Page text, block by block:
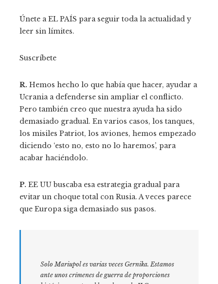
Únete a EL PAÍS para seguir toda la actualidad y
leer sin límites.
Suscríbete
R. Hemos hecho lo que había que hacer, ayudar a
Ucrania a defenderse sin ampliar el conflicto.
Pero también creo que nuestra ayuda ha sido
demasiado gradual. En varios casos, los tanques,
los misiles Patriot, los aviones, hemos empezado
diciendo ‘esto no, esto no lo haremos’, para
acabar haciéndolo.
P. EE UU buscaba esa estrategia gradual para
evitar un choque total con Rusia. A veces parece
que Europa siga demasiado sus pasos.
Solo Mariupol es varias veces Gernika. Estamos
ante unos crímenes de guerra de proporciones